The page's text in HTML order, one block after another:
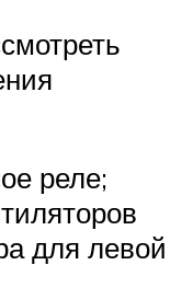
реле;
для левой